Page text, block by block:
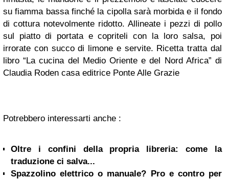
su fiamma bassa finché la cipolla sarà morbida e il fondo
di cottura notevolmente ridotto. Allineate i pezzi di pollo
sul piatto di portata e copriteli con la loro salsa, poi
irrorate con succo di limone e servite. Ricetta tratta dal
libro “La cucina del Medio Oriente e del Nord Africa” di
Claudia Roden casa editrice Ponte Alle Grazie
Potrebbero interessarti anche :
Oltre i confini della propria libreria: come la
traduzione ci salva...
Spazzolino elettrico o manuale? Pro e contro per